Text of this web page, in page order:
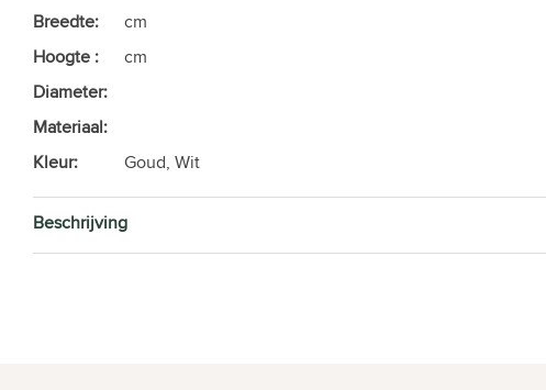
Breedte:
cm
Hoogte :
cm
Diameter:
Materiaal:
Kleur:
Goud, Wit
Beschrijving